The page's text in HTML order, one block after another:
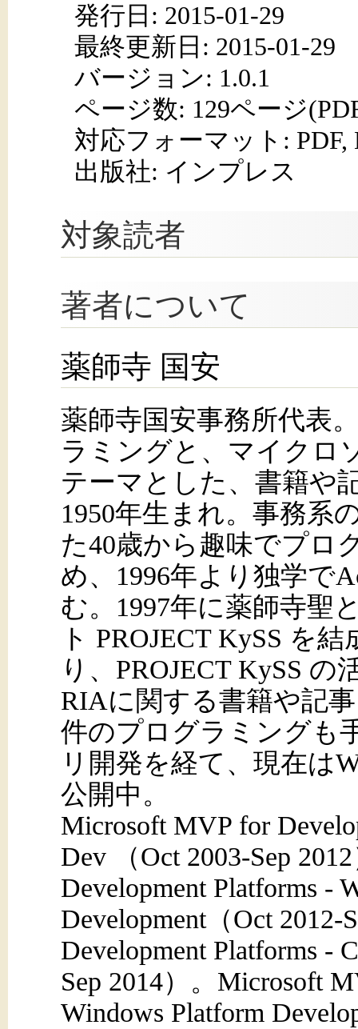
発行日: 2015-01-29
最終更新日: 2015-01-29
バージョン: 1.0.1
ページ数: 129ページ
対応フォーマット: PDF,
出版社: インプレス
対象読者
著者について
薬師寺 国安
薬師寺国安事務所代表
ラミングと、マイクロ
テーマとした、書籍や
1950年生まれ。事務系
た40歳から趣味でプロ
め、1996年より独学で
む。1997年に薬師寺聖
ト PROJECT KySS を
り、PROJECT KySS
RIAに関する書籍や記
件のプログラミングも
リ開発を経て、現在は
公開中。
Microsoft MVP for
Dev （Oct 2003-Sep
Development Platforms -
Development（Oct
Development Platforms -
Sep 2014）。Microsoft
Windows Platform